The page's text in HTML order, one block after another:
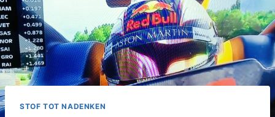
STOF TOT NADENKEN